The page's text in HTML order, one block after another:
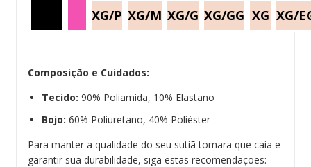
XG/P XG/M XG/G XG/GG XG XG/
Composição e Cuidados:
Tecido: 90% Poliamida, 10% Elastano
Bojo: 60% Poliuretano, 40% Poliéster
Para manter a qualidade do seu sutiã tomara que caia e
garantir sua durabilidade, siga estas recomendações: